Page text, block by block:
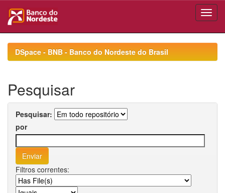
navigationDSpace - BNB - Banco do Nordeste do Brasil
Pesquisar
Pesquisar:
por
Filtros correntes: